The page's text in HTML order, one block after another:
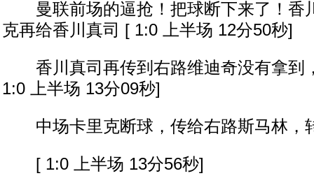
曼联前场的逼抢！把球断下来了！香
克再给香川真司 [ 1:0 上半场 12分50秒]
香川真司再传到右路维迪奇没有拿到
1:0 上半场 13分09秒]
中场卡里克断球，传给右路斯马林，
[ 1:0 上半场 13分56秒]